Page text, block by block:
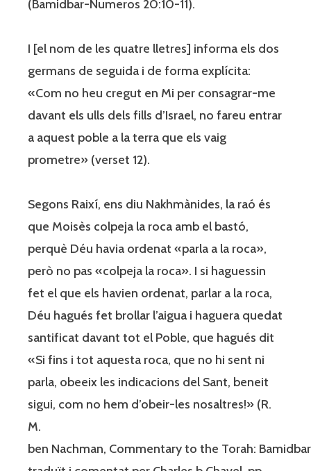
(Bamidbar-Numeros 20:10-11).
I [el nom de les quatre lletres] informa els dos
germans de seguida i de forma explícita:
«Com no heu cregut en Mi per consagrar-me
davant els ulls dels fills d’Israel, no fareu entrar
a aquest poble a la terra que els vaig
prometre» (verset 12).
Segons Raixí, ens diu Nakhmànides, la raó és
que Moisès colpeja la roca amb el bastó,
perquè Déu havia ordenat «parla a la roca»,
però no pas «colpeja la roca». I si haguessin
fet el que els havien ordenat, parlar a la roca,
Déu hagués fet brollar l’aigua i haguera quedat
santificat davant tot el Poble, que hagués dit
«Si fins i tot aquesta roca, que no hi sent ni
parla, obeeix les indicacions del Sant, beneit
sigui, com no hem d’obeir-les nosaltres!» (R.
M.
ben Nachman, Commentary to the Torah: